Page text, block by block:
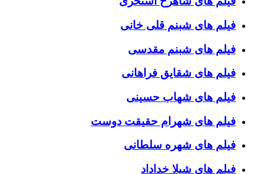
فیلم های شبنم قلی خانی
فیلم های شبنم مقدسی
فیلم های شقایق فراهانی
فیلم های شهاب حسینی
فیلم های شهرام حقیقت دوست
فیلم های شهره سلطانی
فیلم های شیلا خداداد